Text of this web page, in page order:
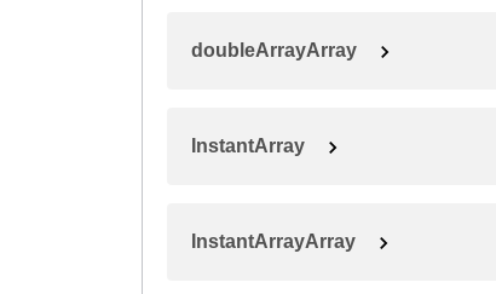
doubleArrayArray
InstantArray
InstantArrayArray